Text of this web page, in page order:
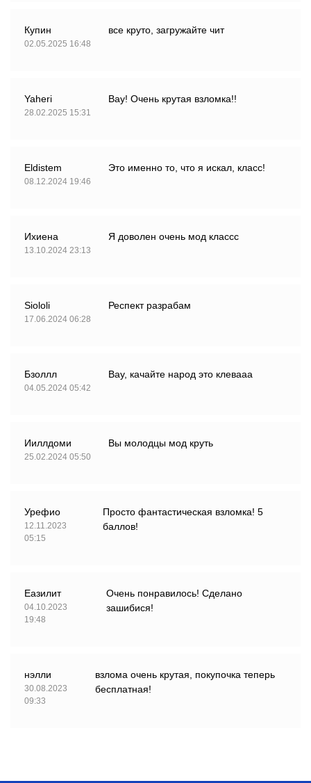
Купин
02.05.2025 16:48
все круто, загружайте чит
Yaheri
28.02.2025 15:31
Вау! Очень крутая взломка!!
Eldistem
08.12.2024 19:46
Это именно то, что я искал, класс!
Ихиена
13.10.2024 23:13
Я доволен очень мод классс
Siololi
17.06.2024 06:28
Респект разрабам
Бзоллл
04.05.2024 05:42
Вау, качайте народ это клевааа
Ииллдоми
25.02.2024 05:50
Вы молодцы мод круть
Урефио
12.11.2023
05:15
Просто фантастическая взломка! 5
баллов!
Еазилит
04.10.2023
19:48
Очень понравилось! Сделано
зашибися!
нэлли
30.08.2023
09:33
взлома очень крутая, покупочка теперь
бесплатная!